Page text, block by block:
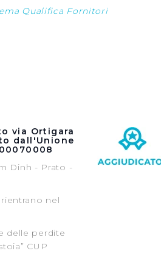
Qualifica Fornitori
via Ortigara
dall'Unione
Dinh - Prato -
nel
delle perdite
CUP